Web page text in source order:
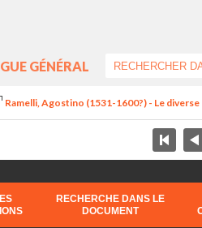
GÉNÉRAL
Ramelli, Agostino (1531-1600?) - Le
RECHERCHE DANS LE
DOCUMENT